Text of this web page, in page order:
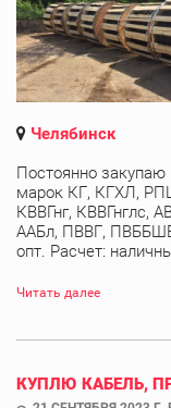
Челябинск
Постоянно закупаю
марок КГ, КГХЛ,
КВВГнг, КВВГнглс,
ААБл, ПВВГ,
опт. Расчет:
Читать далее
КУПЛЮ КАБЕЛЬ,